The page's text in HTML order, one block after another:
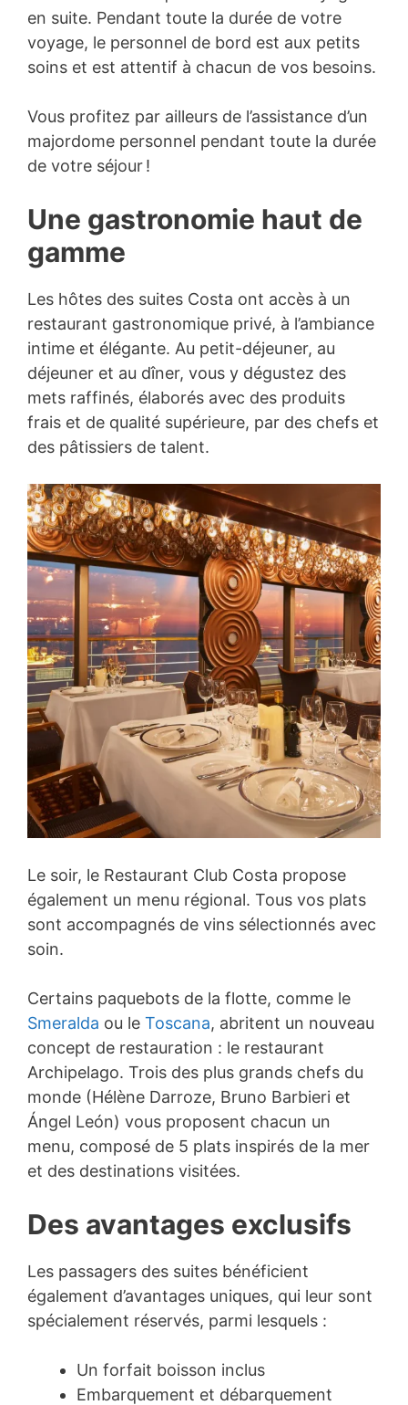
en suite. Pendant toute la durée de votre
voyage, le personnel de bord est aux petits
soins et est attentif à chacun de vos besoins.
Vous profitez par ailleurs de l’assistance d’un
majordome personnel pendant toute la durée
de votre séjour !
Une gastronomie haut de
gamme
Les hôtes des suites Costa ont accès à un
restaurant gastronomique privé, à l’ambiance
intime et élégante. Au petit-déjeuner, au
déjeuner et au dîner, vous y dégustez des
mets raffinés, élaborés avec des produits
frais et de qualité supérieure, par des chefs et
des pâtissiers de talent.
Le soir, le Restaurant Club Costa propose
également un menu régional. Tous vos plats
sont accompagnés de vins sélectionnés avec
soin.
Certains paquebots de la flotte, comme le
Smeralda ou le Toscana, abritent un nouveau
concept de restauration : le restaurant
Archipelago. Trois des plus grands chefs du
monde (Hélène Darroze, Bruno Barbieri et
Ángel León) vous proposent chacun un
menu, composé de 5 plats inspirés de la mer
et des destinations visitées.
Des avantages exclusifs
Les passagers des suites bénéficient
également d’avantages uniques, qui leur sont
spécialement réservés, parmi lesquels :
Un forfait boisson inclus
Embarquement et débarquement